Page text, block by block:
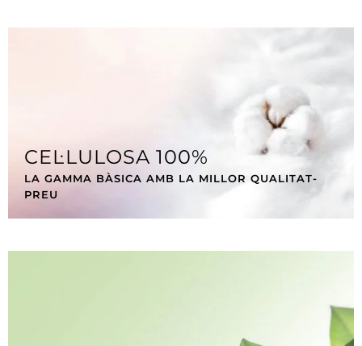
CEL·LULOSA 100%
LA GAMMA BÀSICA AMB LA MILLOR QUALITAT-
PREU